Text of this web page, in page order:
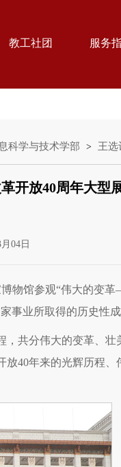
教工社团 服务
科学与技术学部 > 王选
开放40周年大型
04日
物馆参观“伟大的变
事业所取得的历史性成
，共分伟大的变革、壮
40年来的光辉历程、